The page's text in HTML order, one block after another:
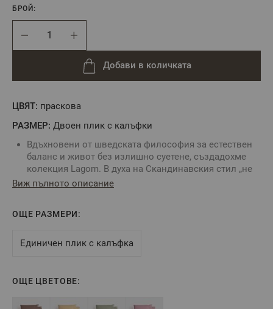
ЦВЯТ: праскова
РАЗМЕР: Двоен плик с калъфки
Вдъхновени от шведската философия за естествен
баланс и живот без излишно суетене, създадохме
колекция Lagom. В духа на Скандинавския стил „не
твърде много, не твърде малко“ или „перфектно
домашен уют. Нежната материя от 100% памучен
и гарантира здравословен, балансиран и
положителната и хармонична страна на живота!
нивото на гърдите и с връзки в долната си част за
Виж пълното описание
ОЩЕ РАЗМЕРИ:
Единичен плик с калъфка
ОЩЕ ЦВЕТОВЕ:
БРОЙ:
Добави в количката